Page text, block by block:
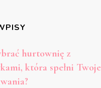
hurtownię z
która spełni Twoje